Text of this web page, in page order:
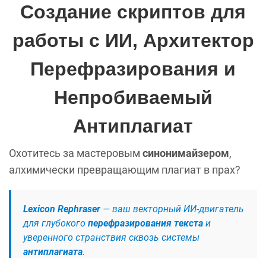
Создание скриптов для
работы с ИИ, Архитектор
Перефразирования и
Непробиваемый
Антиплагиат
Охотитесь за мастеровым синонимайзером,
алхимически превращающим плагиат в прах?
Lexicon Rephraser — ваш векторный ИИ-двигатель
для глубокого перефразирования текста и
уверенного странствия сквозь системы
антиплагиата.